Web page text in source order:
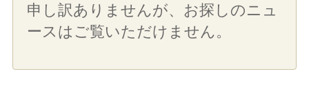
申し訳ありませんが、お探しのニュ
ースはご覧いただけません。